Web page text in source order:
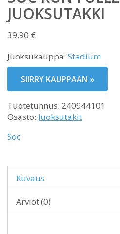
JUOKSUTAKKI
39,90 €
Juoksukauppa: Stadium
SIIRRY KAUPPAAN »
Tuotetunnus: 240944101
Osasto: Juoksutakit
Soc
Kuvaus
Arviot (0)